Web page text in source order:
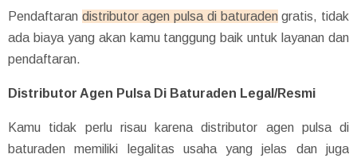
Pendaftaran distributor agen pulsa di baturadengratis, tidak
ada biaya yang akan kamu tanggung baik untuk layanan dan
pendaftaran.
Distributor Agen Pulsa Di Baturaden Legal/Resmi
Kamu tidak perlu risau karena distributor agen pulsa di
baturaden memiliki legalitas usaha yang jelas dan juga